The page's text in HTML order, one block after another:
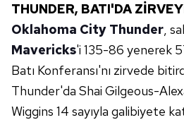
THUNDER, BATI'DA
Oklahoma City Thunder,
Mavericks'i 135-86 yenerek
Batı Konferansı'nı zirvede
Thunder'da Shai Gilgeous-
Wiggins 14 sayıyla galibiyete